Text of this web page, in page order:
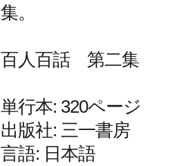
集。
百人百話 第二集
単行本: 320ページ
出版社: 三一書房
言語: 日本語